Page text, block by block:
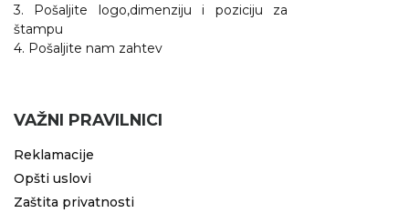
3. Pošaljite logo,dimenziju i poziciju za
štampu
4. Pošaljite nam zahtev
VAŽNI PRAVILNICI
Reklamacije
Opšti uslovi
Zaštita privatnosti